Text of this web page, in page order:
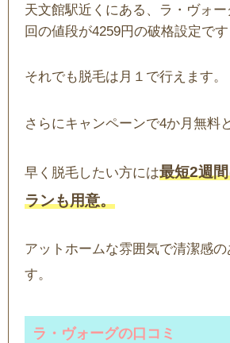
天文館駅近くにある、ラ・ヴォ
回の値段が4259円の破格設定で
それでも脱毛は月１で行えます。
さらにキャンペーンで4か月無料
早く脱毛したい方には最短2週
ランも用意。
アットホームな雰囲気で清潔感
す。
ラ・ヴォーグの口コミ